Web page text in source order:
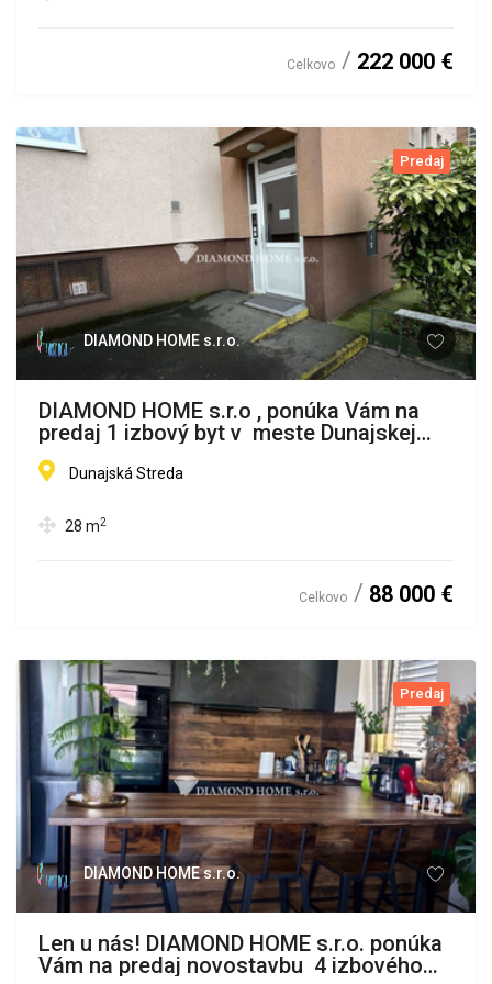
Celkovo 222 000 €
Predaj
DIAMOND HOME s.r.o.
DIAMOND HOME s.r.o , ponúka Vám na
predaj 1 izbový byt v meste Dunajskej
Stredy, ulica Nám.SNP
Dunajská Streda
28 m2
Celkovo 88 000 €
Predaj
DIAMOND HOME s.r.o.
Len u nás! DIAMOND HOME s.r.o. ponúka
Vám na predaj novostavbu 4 izbového